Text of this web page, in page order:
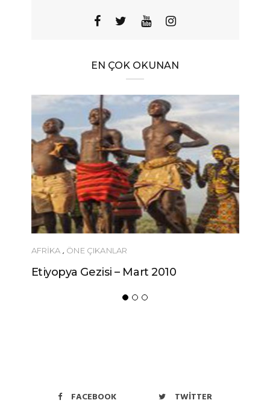
EN ÇOK OKUNAN
AFRIKA , ÖNE ÇIKANLAR
Etiyopya Gezisi – Mart 2010
FACEBOOK TWITTER